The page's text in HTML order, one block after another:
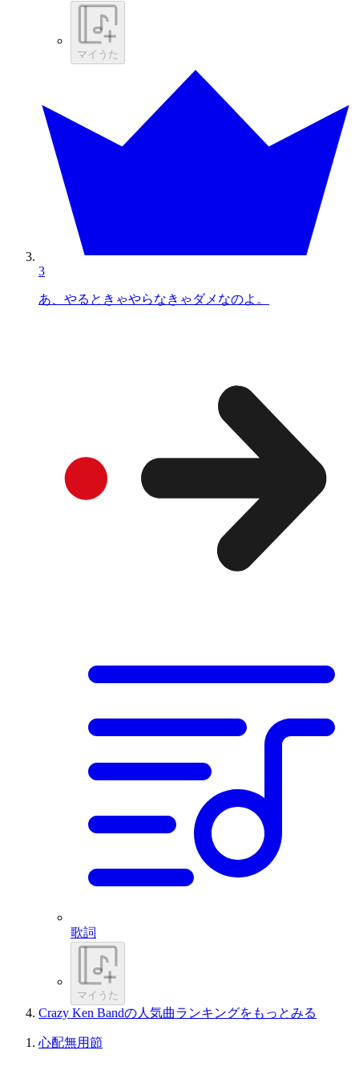
マイうた
3
あ、やるときゃやらなきゃダメなのよ。
歌詞
マイうた
Crazy Ken Bandの人気曲ランキングをもっとみる
心配無用節